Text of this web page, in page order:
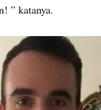
” katanya.